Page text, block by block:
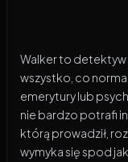
Walker to detektyw
wszystko, co
emerytury lub
nie bardzo potrafi
którą prowadził,
wymyka się spod